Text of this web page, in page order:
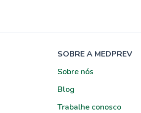
SOBRE A MEDPREV
Sobre nós
Blog
Trabalhe conosco